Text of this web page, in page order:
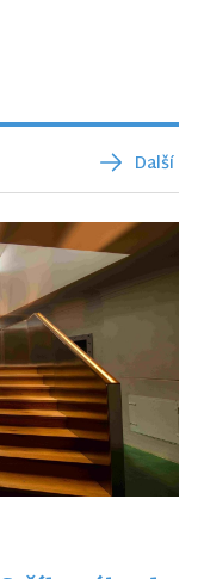
Další